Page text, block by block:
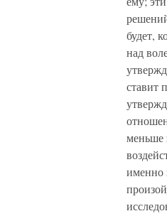
будет,
над
ставит
меньше
именно